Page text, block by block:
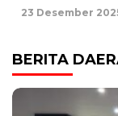
23 Desember
BERITA